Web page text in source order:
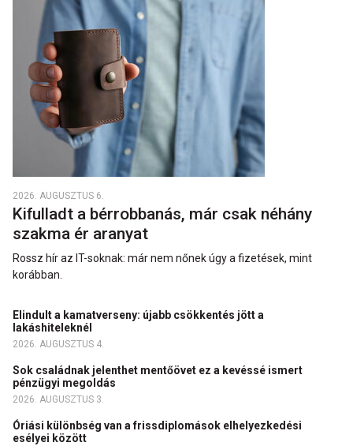
2026. AUGUSZTUS 6.
Kifulladt a bérrobbanás, már csak néhány
szakma ér aranyat
Rossz hír az IT-soknak: már nem nőnek úgy a fizetések, mint
korábban.
Elindult a kamatverseny: újabb csökkentés jött a
lakáshiteleknél
2026. AUGUSZTUS 4.
Sok családnak jelenthet mentőövet ez a kevéssé ismert
pénzügyi megoldás
2026. AUGUSZTUS 3.
Óriási különbség van a frissdiplomások elhelyezkedési
esélyei között